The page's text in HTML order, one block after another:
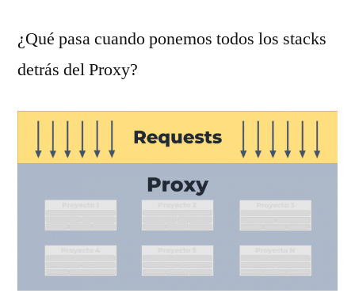
¿Qué pasa cuando ponemos todos los stacks
detrás del Proxy?